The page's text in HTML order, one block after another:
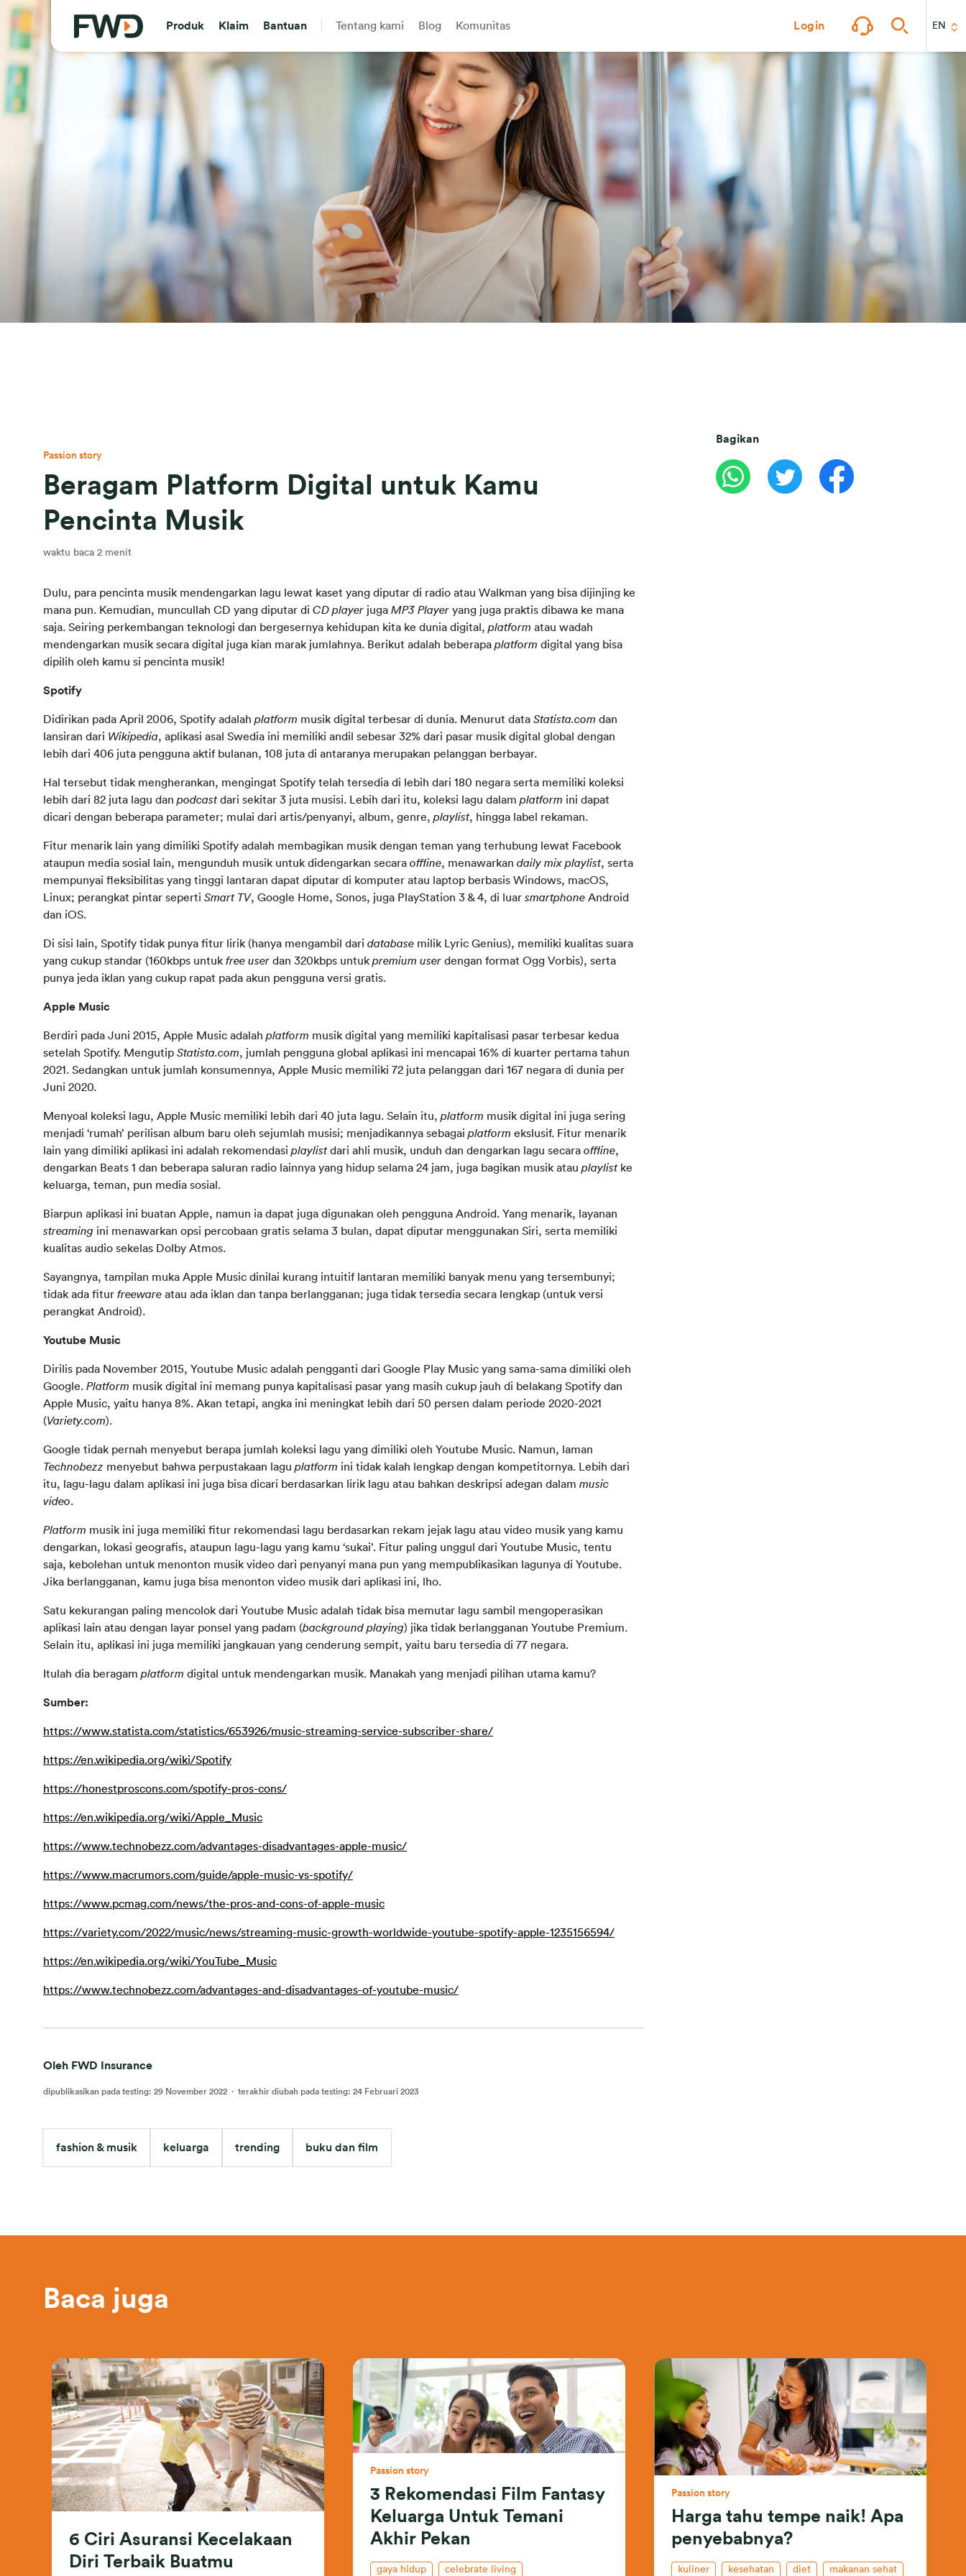
Produk Klaim Bantuan Tentang kami Blog Komunitas Login EN
Passion story
Beragam Platform Digital untuk Kamu
Pencinta Musik
waktu baca 2 menit
Dulu, para pencinta musik mendengarkan lagu lewat kaset yang diputar di radio atau Walkman yang bisa dijinjing ke
mana pun. Kemudian, muncullah CD yang diputar di CD player juga MP3 Player yang juga praktis dibawa ke mana
saja. Seiring perkembangan teknologi dan bergesernya kehidupan kita ke dunia digital, platform atau wadah
mendengarkan musik secara digital juga kian marak jumlahnya. Berikut adalah beberapa platform digital yang bisa
dipilih oleh kamu si pencinta musik!
Spotify
Didirikan pada April 2006, Spotify adalah platform musik digital terbesar di dunia. Menurut data Statista.com dan
lansiran dari Wikipedia, aplikasi asal Swedia ini memiliki andil sebesar 32% dari pasar musik digital global dengan
lebih dari 406 juta pengguna aktif bulanan, 108 juta di antaranya merupakan pelanggan berbayar.
Hal tersebut tidak mengherankan, mengingat Spotify telah tersedia di lebih dari 180 negara serta memiliki koleksi
lebih dari 82 juta lagu dan podcast dari sekitar 3 juta musisi. Lebih dari itu, koleksi lagu dalam platform ini dapat
dicari dengan beberapa parameter; mulai dari artis/penyanyi, album, genre, playlist, hingga label rekaman.
Fitur menarik lain yang dimiliki Spotify adalah membagikan musik dengan teman yang terhubung lewat Facebook
ataupun media sosial lain, mengunduh musik untuk didengarkan secara offline, menawarkan daily mix playlist, serta
mempunyai fleksibilitas yang tinggi lantaran dapat diputar di komputer atau laptop berbasis Windows, macOS,
Linux; perangkat pintar seperti Smart TV, Google Home, Sonos, juga PlayStation 3 & 4, di luar smartphone Android
dan iOS.
Di sisi lain, Spotify tidak punya fitur lirik (hanya mengambil dari database milik Lyric Genius), memiliki kualitas suara
yang cukup standar (160kbps untuk free user dan 320kbps untuk premium user dengan format Ogg Vorbis), serta
punya jeda iklan yang cukup rapat pada akun pengguna versi gratis.
Apple Music
Berdiri pada Juni 2015, Apple Music adalah platform musik digital yang memiliki kapitalisasi pasar terbesar kedua
setelah Spotify. Mengutip Statista.com, jumlah pengguna global aplikasi ini mencapai 16% di kuarter pertama tahun
2021. Sedangkan untuk jumlah konsumennya, Apple Music memiliki 72 juta pelanggan dari 167 negara di dunia per
Juni 2020.
Menyoal koleksi lagu, Apple Music memiliki lebih dari 40 juta lagu. Selain itu, platform musik digital ini juga sering
menjadi ‘rumah’ perilisan album baru oleh sejumlah musisi; menjadikannya sebagai platform ekslusif. Fitur menarik
lain yang dimiliki aplikasi ini adalah rekomendasi playlist dari ahli musik, unduh dan dengarkan lagu secara offline,
dengarkan Beats 1 dan beberapa saluran radio lainnya yang hidup selama 24 jam, juga bagikan musik atau playlist ke
keluarga, teman, pun media sosial.
streaming ini menawarkan opsi percobaan gratis selama 3 bulan, dapat diputar menggunakan Siri, serta memiliki
kualitas audio sekelas Dolby Atmos.
Sayangnya, tampilan muka Apple Music dinilai kurang intuitif lantaran memiliki banyak menu yang tersembunyi;
tidak ada fitur freeware atau ada iklan dan tanpa berlangganan; juga tidak tersedia secara lengkap (untuk versi
perangkat Android).
Youtube Music
Dirilis pada November 2015, Youtube Music adalah pengganti dari Google Play Music yang sama-sama dimiliki oleh
Google. Platform musik digital ini memang punya kapitalisasi pasar yang masih cukup jauh di belakang Spotify dan
Apple Music, yaitu hanya 8%. Akan tetapi, angka ini meningkat lebih dari 50 persen dalam periode 2020-2021
(Variety.com).
Technobezz menyebut bahwa perpustakaan lagu platform ini tidak kalah lengkap dengan kompetitornya. Lebih dari
itu, lagu-lagu dalam aplikasi ini juga bisa dicari berdasarkan lirik lagu atau bahkan deskripsi adegan dalam music
video.
Platform musik ini juga memiliki fitur rekomendasi lagu berdasarkan rekam jejak lagu atau video musik yang kamu
dengarkan, lokasi geografis, ataupun lagu-lagu yang kamu ‘sukai’. Fitur paling unggul dari Youtube Music, tentu
saja, kebolehan untuk menonton musik video dari penyanyi mana pun yang mempublikasikan lagunya di Youtube.
Jika berlangganan, kamu juga bisa menonton video musik dari aplikasi ini, lho.
Satu kekurangan paling mencolok dari Youtube Music adalah tidak bisa memutar lagu sambil mengoperasikan
aplikasi lain atau dengan layar ponsel yang padam (background playing) jika tidak berlangganan Youtube Premium.
Selain itu, aplikasi ini juga memiliki jangkauan yang cenderung sempit, yaitu baru tersedia di 77 negara.
Itulah dia beragam platform digital untuk mendengarkan musik. Manakah yang menjadi pilihan utama kamu?
Sumber:
https://www.statista.com/statistics/653926/music-streaming-service-subscriber-share/
https://en.wikipedia.org/wiki/Spotify
https://honestproscons.com/spotify-pros-cons/
https://en.wikipedia.org/wiki/Apple_Music
https://www.technobezz.com/advantages-disadvantages-apple-music/
https://www.macrumors.com/guide/apple-music-vs-spotify/
https://www.pcmag.com/news/the-pros-and-cons-of-apple-music
https://variety.com/2022/music/news/streaming-music-growth-worldwide-youtube-spotify-apple-1235156594/
https://en.wikipedia.org/wiki/YouTube_Music
https://www.technobezz.com/advantages-and-disadvantages-of-youtube-music/
Oleh FWD Insurance
dipublikasikan pada testing: 29 November 2022 · terakhir diubah pada testing: 24 Februari 2023
fashion & musik keluarga trending buku dan film
Bagikan
Baca juga
6 Ciri Asuransi Kecelakaan
Diri Terbaik Buatmu
Passion story
3 Rekomendasi Film Fantasy
Keluarga Untuk Temani
Akhir Pekan
gaya hidup celebrate living
Passion story
Harga tahu tempe naik! Apa
penyebabnya?
kuliner kesehatan diet makanan sehat